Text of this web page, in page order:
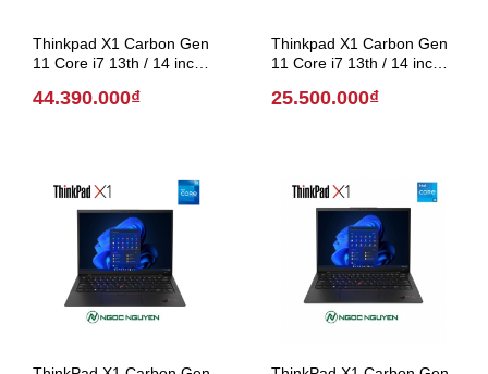
Thinkpad X1 Carbon Gen
11 Core i7 13th / 14 inch
44.390.000₫
Thinkpad X1 Carbon Gen
11 Core i7 13th / 14 inch
25.500.000₫